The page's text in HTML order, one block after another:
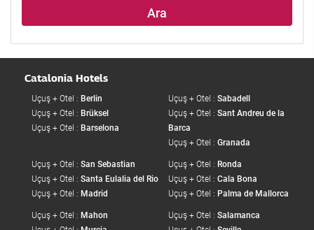
Ara
Catalonia Hotels
Uçuş + Otel : Berlin
Uçuş + Otel : Brüksel
Uçuş + Otel : Barselona
Uçuş + Otel : Sabadell
Uçuş + Otel : Sant Andreu de la
Barca
Uçuş + Otel : Granada
Uçuş + Otel : San Sebastian
Uçuş + Otel : Santa Eulalia del Rio
Uçuş + Otel : Madrid
Uçuş + Otel : Ronda
Uçuş + Otel : Cala Bona
Uçuş + Otel : Palma de Mallorca
Uçuş + Otel : Mahon
Uçuş + Otel : Salamanca